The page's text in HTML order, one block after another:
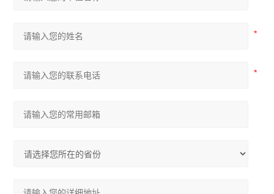
尼康Si生物显微镜
奥林巴斯SZ61体视显微镜